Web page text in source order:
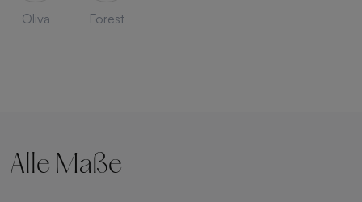
Oliva Forest
Alle Maße